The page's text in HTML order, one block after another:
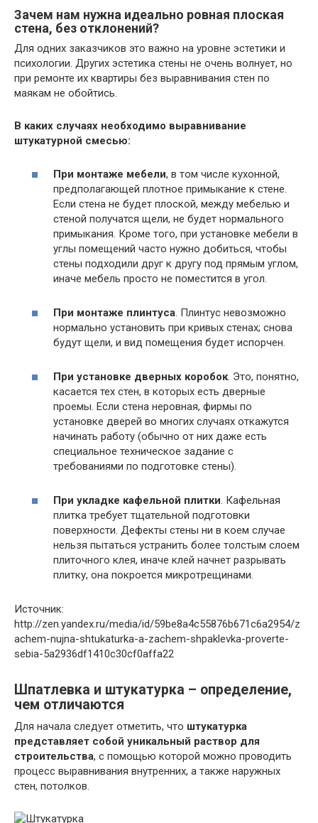
Зачем нам нужна идеально ровная плоская
стена, без отклонений?
Для одних заказчиков это важно на уровне эстетики и
психологии. Других эстетика стены не очень волнует, но
при ремонте их квартиры без выравнивания стен по
маякам не обойтись.
В каких случаях необходимо выравнивание
штукатурной смесью:
При монтаже мебели, в том числе кухонной,
предполагающей плотное примыкание к стене.
Если стена не будет плоской, между мебелью и
стеной получатся щели, не будет нормального
примыкания. Кроме того, при установке мебели в
углы помещений часто нужно добиться, чтобы
стены подходили друг к другу под прямым углом,
иначе мебель просто не поместится в угол.
При монтаже плинтуса . Плинтус невозможно
нормально установить при кривых стенах; снова
будут щели, и вид помещения будет испорчен.
При установке дверных коробок . Это, понятно,
касается тех стен, в которых есть дверные
проемы. Если стена неровная, фирмы по
установке дверей во многих случаях откажутся
начинать работу (обычно от них даже есть
специальное техническое задание с
требованиями по подготовке стены).
При укладке кафельной плитки . Кафельная
плитка требует тщательной подготовки
поверхности. Дефекты стены ни в коем случае
нельзя пытаться устранить более толстым слоем
плиточного клея, иначе клей начнет разрывать
плитку, она покроется микротрещинами.
Источник:
http://zen.yandex.ru/media/id/59be8a4c55876b671c6a2954/z
achem-nujna-shtukaturka-a-zachem-shpaklevka-proverte-
sebia-5a2936df1410c30cf0affa22
Шпатлевка и штукатурка – определение,
чем отличаются
Для начала следует отметить, что штукатурка
представляет собой уникальный раствор для
строительства, с помощью которой можно проводить
процесс выравнивания внутренних, а также наружных
стен, потолков.